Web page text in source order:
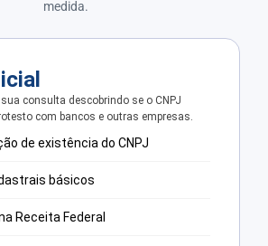
medida.
consulta descobrindo se o CNPJ
com bancos e outras empresas.
de existência do CNPJ
básicos
Receita Federal